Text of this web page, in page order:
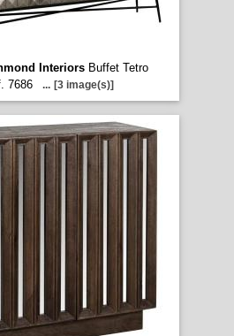
InteriorsBuffet Tetro
7686
... [3 image(s)]